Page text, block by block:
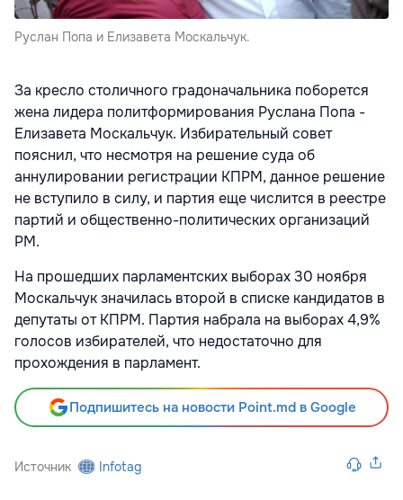
Руслан Попа и Елизавета Москальчук.
За кресло столичного градоначальника поборется
жена лидера политформирования Руслана Попа -
Елизавета Москальчук. Избирательный совет
пояснил, что несмотря на решение суда об
аннулировании регистрации КПРМ, данное решение
не вступило в силу, и партия еще числится в реестре
партий и общественно-политических организаций
РМ.
На прошедших парламентских выборах 30 ноября
Москальчук значилась второй в списке кандидатов в
депутаты от КПРМ. Партия набрала на выборах 4,9%
голосов избирателей, что недостаточно для
прохождения в парламент.
Подпишитесь на новости Point.md в Google
Источник Infotag